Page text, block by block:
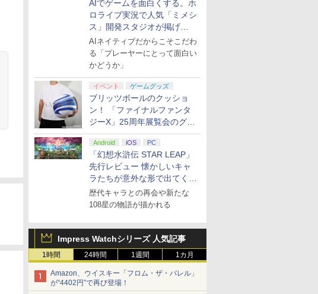
AIでゲームを面白くする。ホ
ロライブ実況で人気「ミメシ
ス」開発スタジオが掲げ
る“AI活用の信念”とは？【講
演レポート】
AIネイティブだからこそこだわ
る「プレーヤーにとって面白い
かどうか」
イベント ゲームグッズ
ブリッツボールのクッショ
ン！ 「ファイナルファンタ
ジーX」25周年展覧会のグッ
ズ情報が公開
Android iOS PC
「幻想水滸伝 STAR LEAP」
先行レビュー 懐かしいキャ
ラたちが意外な形で出てくる
シリーズ完全新作！
歴代キャラとの再会や新たな
108星の物語が描かれる
Impress Watchシリーズ 人気記事
1時間 24時間 1週間 1カ月
Amazon、ウイスキー「フロム・ザ・バレル」
が“4402円”で再び登場！